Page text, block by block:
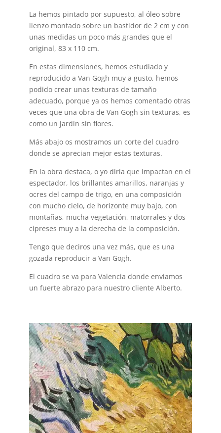
La hemos pintado por supuesto, al óleo sobre
lienzo montado sobre un bastidor de 2 cm y con
unas medidas un poco más grandes que el
original, 83 x 110 cm.
En estas dimensiones, hemos estudiado y
reproducido a Van Gogh muy a gusto, hemos
podido crear unas texturas de tamaño
adecuado, porque ya os hemos comentado otras
veces que una obra de Van Gogh sin texturas, es
como un jardín sin flores.
Más abajo os mostramos un corte del cuadro
donde se aprecian mejor estas texturas.
En la obra destaca, o yo diría que impactan en el
espectador, los brillantes amarillos, naranjas y
ocres del campo de trigo, en una composición
con mucho cielo, de horizonte muy bajo, con
montañas, mucha vegetación, matorrales y dos
cipreses muy a la derecha de la composición.
Tengo que deciros una vez más, que es una
gozada reproducir a Van Gogh.
El cuadro se va para Valencia donde enviamos
un fuerte abrazo para nuestro cliente Alberto.